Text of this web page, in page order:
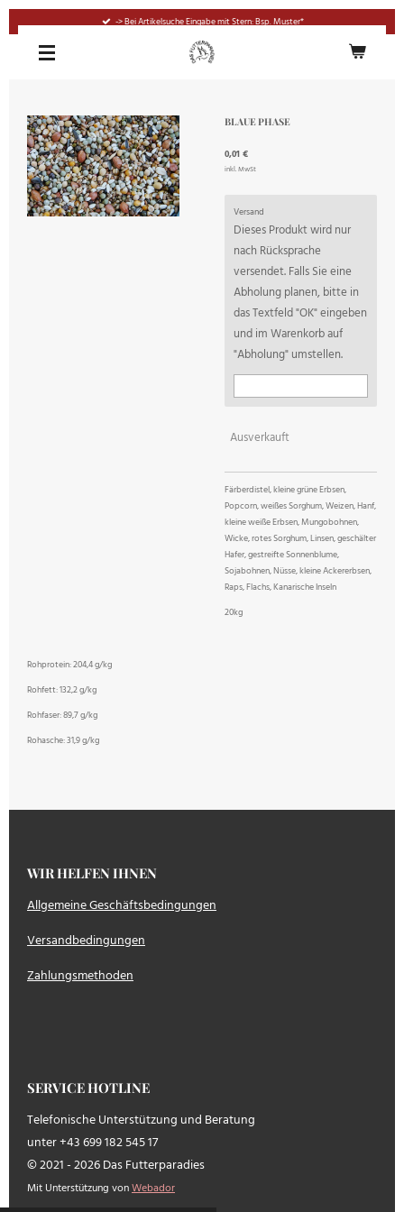
springen
-> Bei Artikelsuche Eingabe mit Stern: Bsp. Muster*
BLAUE PHASE
0,01 €
inkl. MwSt
Versand
Dieses Produkt wird nur
nach Rücksprache
versendet. Falls Sie eine
Abholung planen, bitte in
das Textfeld "OK" eingeben
und im Warenkorb auf
"Abholung" umstellen.
Ausverkauft
Färberdistel, kleine grüne Erbsen,
Popcorn, weißes Sorghum, Weizen, Hanf,
kleine weiße Erbsen, Mungobohnen,
Wicke, rotes Sorghum, Linsen, geschälter
Hafer, gestreifte Sonnenblume,
Sojabohnen, Nüsse, kleine Ackererbsen,
Raps, Flachs, Kanarische Inseln
20kg
Rohprotein:204,4 g/kg
Rohfett:132,2 g/kg
Rohfaser:89,7 g/kg
Rohasche:31,9 g/kg
WIR HELFEN IHNEN
Allgemeine Geschäftsbedingungen
Versandbedingungen
Zahlungsmethoden
SERVICE HOTLINE
Telefonische Unterstützung und Beratung
unter +43 699 182 545 17
© 2021 - 2026 Das Futterparadies
Mit Unterstützung vonWebador